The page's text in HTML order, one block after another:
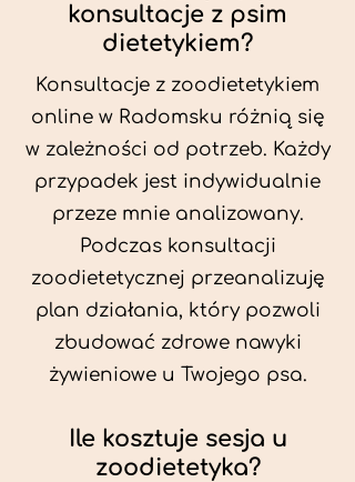
konsultacje z psim
dietetykiem?
Konsultacje z zoodietetykiem
online w Radomsku różnią się
w zależności od potrzeb. Każdy
przypadek jest indywidualnie
przeze mnie analizowany.
Podczas konsultacji
zoodietetycznej przeanalizuję
plan działania, który pozwoli
zbudować zdrowe nawyki
żywieniowe u Twojego psa.
Ile kosztuje sesja u
zoodietetyka?